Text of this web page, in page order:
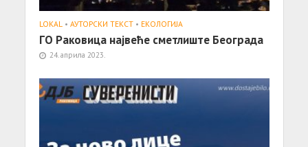
LOKAL • АУТОРСКИ ТЕКСТ • ЕКОЛОГИЈА
ГО Раковица највеће сметлиште Београда
24. априла 2023.